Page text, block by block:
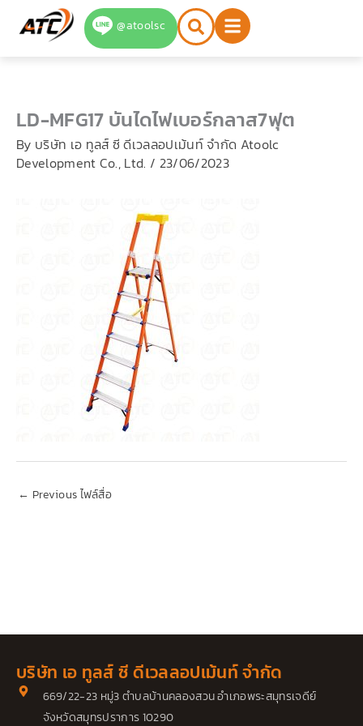
@atoolsc
LD-MFG17 บันไดไฟเบอร์กลาส7ฟุต
By บริษัท เอ ทูลส์ ซี ดีเวลลอปเม้นท์ จำกัด Atoolc
Development Co., Ltd. / 23/06/2023
← Previous ไฟล์สื่อ
บริษัท เอ ทูลส์ ซี ดีเวลลอปเม้นท์ จำกัด
669/22-23 หมู่3 ตำบลบ้านคลองสวน อำเภอพระสมุทรเจดีย์
จังหวัดสมุทรปราการ 10290